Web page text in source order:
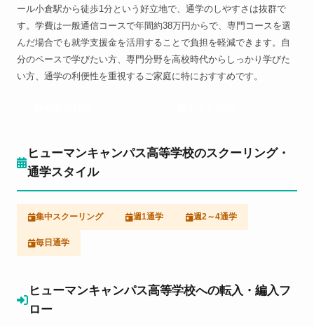
ール小倉駅から徒歩1分という好立地で、通学のしやすさは抜群で
す。学費は一般通信コースで年間約38万円からで、専門コースを選
んだ場合でも就学支援金を活用することで負担を軽減できます。自
分のペースで学びたい方、専門分野を高校時代からしっかり学びた
い方、通学の利便性を重視するご家庭に特におすすめです。
ヒューマンキャンパス高等学校のスクーリング・
通学スタイル
集中スクーリング 週1通学 週2～4通学
毎日通学
ヒューマンキャンパス高等学校への転入・編入フ
ロー